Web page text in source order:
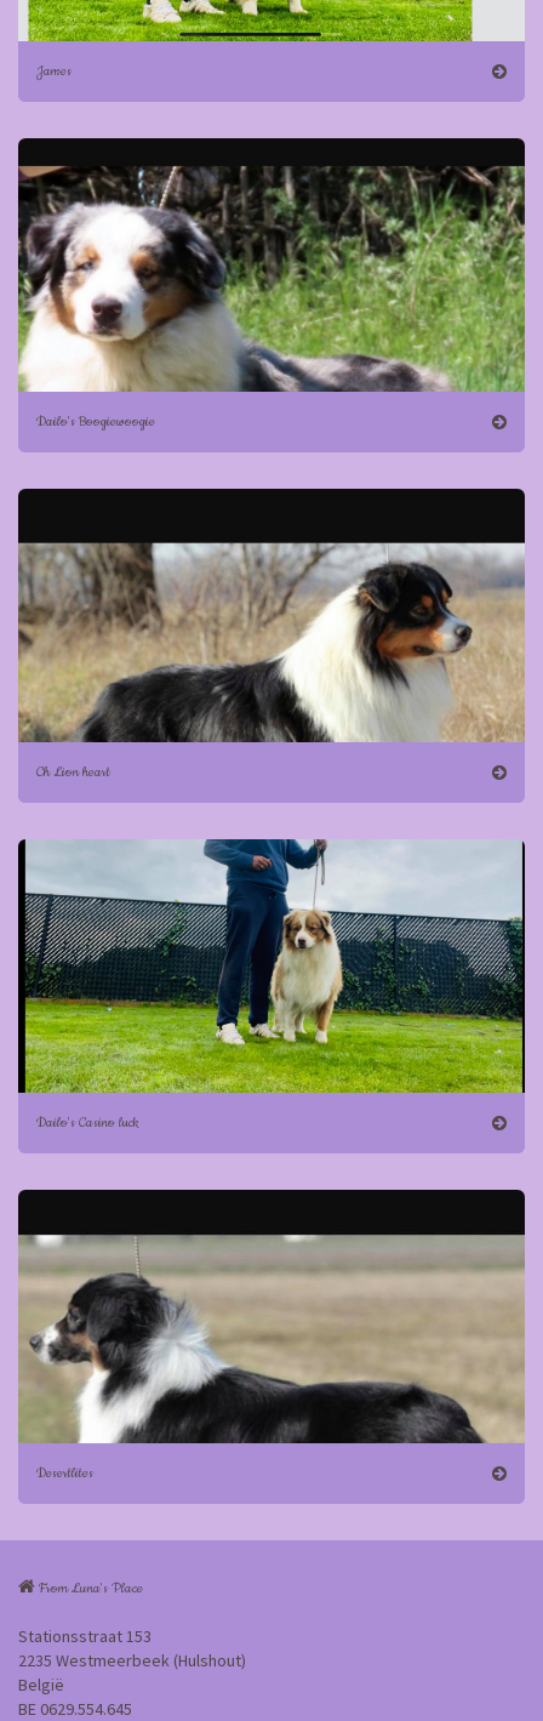
James
Dailo's Boogiewoogie
Ch Lion heart
Dailo's Casino luck
Desertlites
From Luna's Place
Stationsstraat 153
2235 Westmeerbeek (Hulshout)
België
BE 0629.554.645